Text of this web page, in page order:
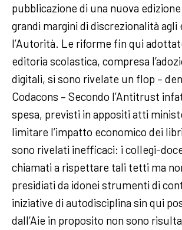
pubblicazione di una nuova
grandi margini di discrezionalità agli
l’Autorità. Le riforme fin qui
editoria scolastica, compresa
digitali, si sono rivelate un flop –
Codacons – Secondo l’Antitrust
spesa, previsti in appositi atti
limitare l’impatto economico dei
sono rivelati inefficaci: i collegi-
chiamati a rispettare tali tetti ma
presidiati da idonei strumenti di
iniziative di autodisciplina sin qui
dall’Aie in proposito non sono